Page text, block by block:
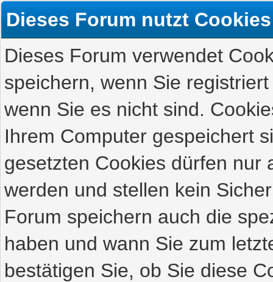
Dieses Forum nutzt Cookies
Dieses Forum verwendet
speichern, wenn Sie
wenn Sie es nicht sind.
Ihrem Computer gespeichert
gesetzten Cookies dürfen nur
werden und stellen kein
Forum speichern auch die
haben und wann Sie zum
bestätigen Sie, ob Sie diese